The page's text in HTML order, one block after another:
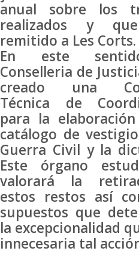
anual sobre los
realizados y
remitido a Les Corts.
En este
Conselleria de
creado una
Técnica de
para la
catálogo de
Guerra Civil y la
Este órgano
valorará la
estos restos así
supuestos que
la excepcionalidad
innecesaria tal